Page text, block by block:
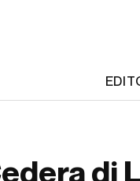
di